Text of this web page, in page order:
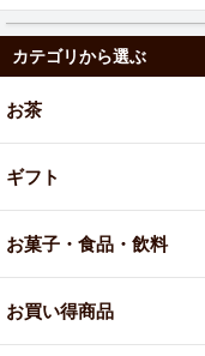
カテゴリから選ぶ
お茶
ギフト
お菓子・食品・飲料
お買い得商品